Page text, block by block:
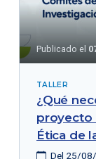
Publicado el
TALLER
¿Qué
proyecto
Ética de
Del 25/